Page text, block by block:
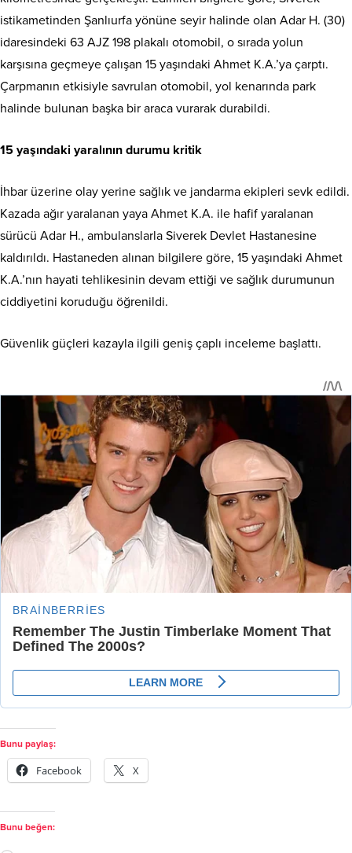
istikametinden Şanlıurfa yönüne seyir halinde olan Adar H. (30)
idaresindeki 63 AJZ 198 plakalı otomobil, o sırada yolun
karşısına geçmeye çalışan 15 yaşındaki Ahmet K.A.’ya çarptı.
Çarpmanın etkisiyle savrulan otomobil, yol kenarında park
halinde bulunan başka bir araca vurarak durabildi.
15 yaşındaki yaralının durumu kritik
İhbar üzerine olay yerine sağlık ve jandarma ekipleri sevk edildi.
Kazada ağır yaralanan yaya Ahmet K.A. ile hafif yaralanan
sürücü Adar H., ambulanslarla Siverek Devlet Hastanesine
kaldırıldı. Hastaneden alınan bilgilere göre, 15 yaşındaki Ahmet
K.A.’nın hayati tehlikesinin devam ettiği ve sağlık durumunun
ciddiyetini koruduğu öğrenildi.
Güvenlik güçleri kazayla ilgili geniş çaplı inceleme başlattı.
Bunu paylaş:
Facebook X
Bunu beğen: